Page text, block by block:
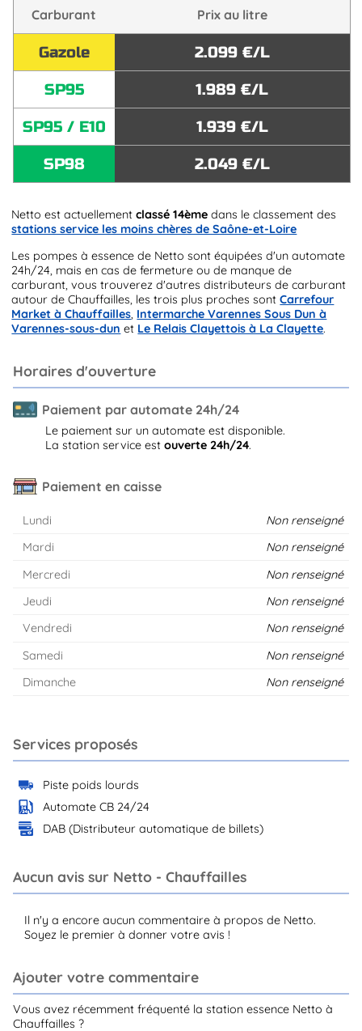
Carburant Prix au litre
Gazole
2.099 €/L
SP95
1.989 €/L
SP95 / E10
1.939 €/L
SP98
2.049 €/L
Netto est actuellementclassé 14ème dans le classement des
stations service les moins chères de Saône-et-Loire
Les pompes à essence de Netto sont équipées d'un automate
24h/24, mais en cas de fermeture ou de manque de
carburant, vous trouverez d'autres distributeurs de carburant
autour de Chauffailles, les trois plus proches sontCarrefour
Market à Chauffailles, Intermarche Varennes Sous Dun à
Varennes-sous-dun et Le Relais Clayettois à La Clayette.
Horaires d'ouverture
Paiement par automate 24h/24
Le paiement sur un automate est disponible.
La station service est ouverte 24h/24.
Paiement en caisse
Lundi
Non renseigné
Mardi
Non renseigné
Mercredi
Non renseigné
Jeudi
Non renseigné
Vendredi
Non renseigné
Samedi
Non renseigné
Dimanche
Non renseigné
Services proposés
Piste poids lourds
Automate CB 24/24
DAB (Distributeur automatique de billets)
Aucun avis sur Netto - Chauffailles
Il n'y a encore aucun commentaire à propos de Netto.
Soyez le premier à donner votre avis !
Ajouter votre commentaire
Vous avez récemment fréquenté la station essence Netto à
Chauffailles ?